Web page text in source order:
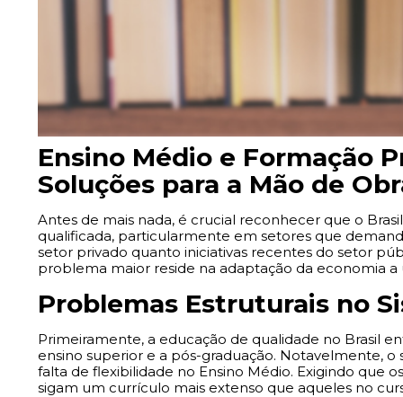
Ensino Médio e Formação
Soluções para a Mão de
Antes de mais nada, é crucial reconhecer que o
qualificada, particularmente em setores que
setor privado quanto iniciativas recentes do setor
problema maior reside na adaptação da economia
Problemas Estruturais no
Primeiramente, a educação de qualidade no Brasil
ensino superior e a pós-graduação. Notavelmente,
falta de flexibilidade no Ensino Médio. Exigindo que
sigam um currículo mais extenso que aqueles no